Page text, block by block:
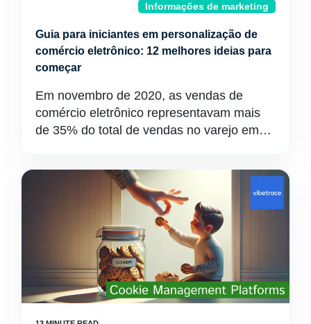
Informações de marketing
Guia para iniciantes em personalização de
comércio eletrônico: 12 melhores ideias para
começar
Em novembro de 2020, as vendas de
comércio eletrônico representavam mais
de 35% do total de vendas no varejo em…